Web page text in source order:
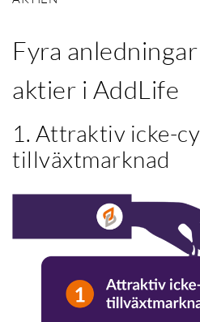
Fyra
aktier i AddLife
1. Attraktiv icke-
tillväxtmarknad